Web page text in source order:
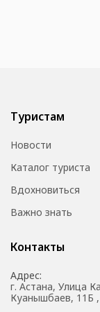
Туристам
Новости
Каталог туриста
Вдохновиться
Важно знать
Контакты
Адрес:
г. Астана, Улица
Куанышбаев, 11Б